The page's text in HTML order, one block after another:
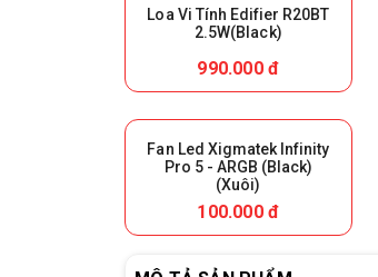
Loa Vi Tính Edifier R20BT
2.5W(Black)
990.000 đ
Fan Led Xigmatek Infinity
Pro 5 - ARGB (Black)
(Xuôi)
100.000 đ